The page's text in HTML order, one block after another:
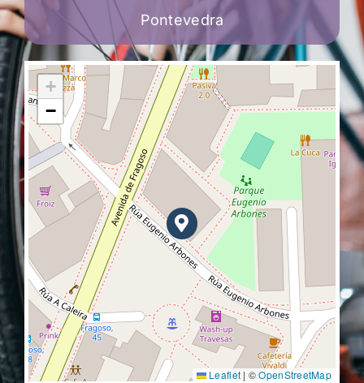
Pontevedra
+
−
Leaflet | ©OpenStreetMap